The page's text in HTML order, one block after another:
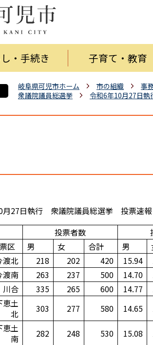
・手続き 子育て・教育
岐阜県可児市ホーム 市の組織 事
衆議院議員総選挙
令和6年10月27日
月27日執行 衆議院議員総選挙 投票速報
投票者数
区 男 女 合計 男
渡北 218 202 420 15.94
渡南 263 237 500 14.70
川合 335 265 600 14.77
恵土
北
303 277 580 14.65
恵土
南
282 248 530 15.08